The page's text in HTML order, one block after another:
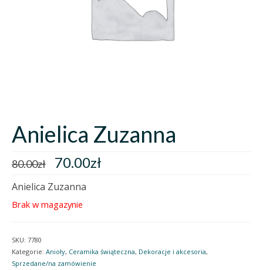
Anielica Zuzanna
80.00zł 70.00zł
Anielica Zuzanna
Brak w magazynie
SKU: 7780
Kategorie: Anioły, Ceramika świąteczna, Dekoracje i akcesoria,
Sprzedane/na zamówienie